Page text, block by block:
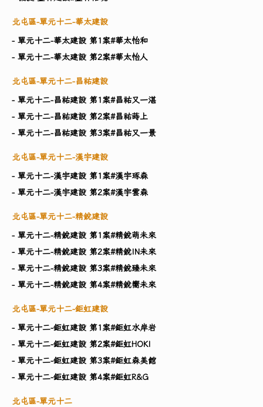
北屯區-單元十二-華太建設
- 單元十二-華太建設 第1案#華太怡和
- 單元十二-華太建設 第2案#華太怡人
北屯區-單元十二-昌祐建設
- 單元十二-昌祐建設 第1案#昌祐又一湛
- 單元十二-昌祐建設 第2案#昌祐蒔上
- 單元十二-昌祐建設 第3案#昌祐又一景
北屯區-單元十二-漢宇建設
- 單元十二-漢宇建設 第1案#漢宇琢森
- 單元十二-漢宇建設 第2案#漢宇雲森
北屯區-單元十二-精銳建設
- 單元十二-精銳建設 第1案#精銳萌未來
- 單元十二-精銳建設 第2案#精銳IN未來
- 單元十二-精銳建設 第3案#精銳臻未來
- 單元十二-精銳建設 第4案#精銳嚮未來
北屯區-單元十二-鉅虹建設
- 單元十二-鉅虹建設 第1案#鉅虹水岸岩
- 單元十二-鉅虹建設 第2案#鉅虹HOKI
- 單元十二-鉅虹建設 第3案#鉅虹森美館
- 單元十二-鉅虹建設 第4案#鉅虹R&G
北屯區-單元十二